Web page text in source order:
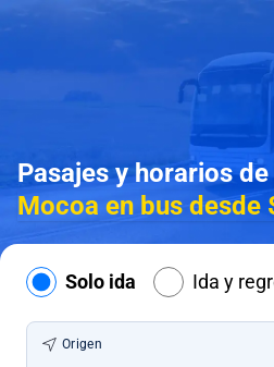
Pasajes y horarios de
Mocoa en bus desde
Solo ida Ida y
Origen